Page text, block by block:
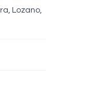
Lozano,